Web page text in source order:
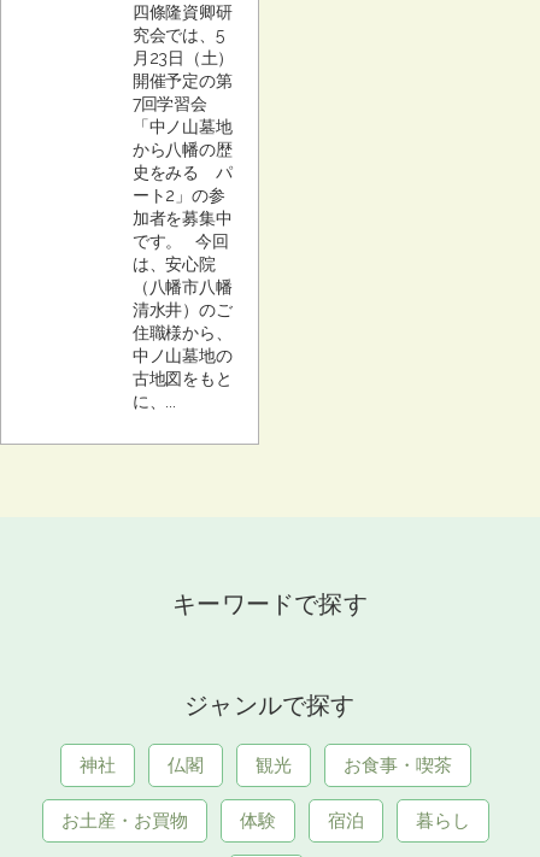
四條隆資卿研
究会では、5
月23日（土）
開催予定の第
7回学習会
「中ノ山墓地
から八幡の歴
史をみる パ
ート2」の参
加者を募集中
です。 今回
は、安心院
（八幡市八幡
清水井）のご
住職様から、
中ノ山墓地の
古地図をもと
に、...
キーワードで探す
ジャンルで探す
神社 仏閣 観光 お食事・喫茶
お土産・お買物 体験 宿泊 暮らし